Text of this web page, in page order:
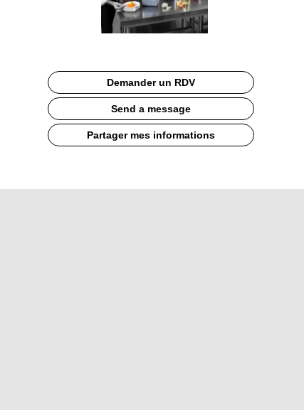
Demander un RDV
Send a message
Partager mes informations